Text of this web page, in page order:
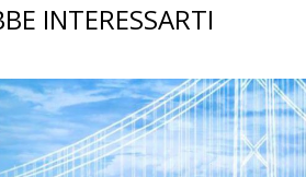
INTERESSARTI